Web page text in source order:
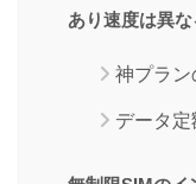
あり速度は異な
神プラン
データ